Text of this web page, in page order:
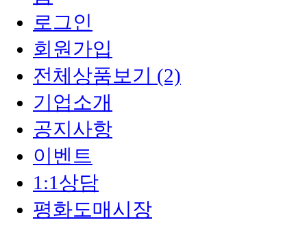
로그인
회원가입
전체상품보기 (2)
기업소개
공지사항
이벤트
1:1상담
평화도매시장